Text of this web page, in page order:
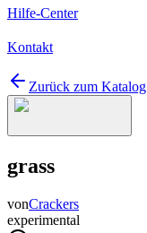
Hilfe-Center
Kontakt
Zurück zum Katalog
grass
vonCrackers
experimental